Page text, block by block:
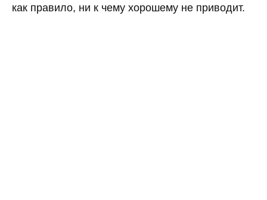
как правило, ни к чему хорошему не приводит.